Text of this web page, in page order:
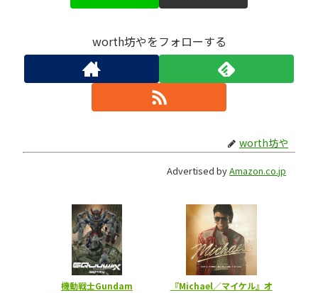
worth坊やをフォローする
worth坊や
Advertised byAmazon.co.jp